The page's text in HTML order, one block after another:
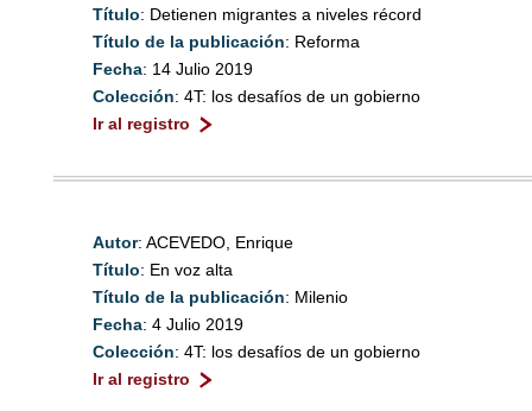
Título: Detienen migrantes a niveles récord
Título de la publicación: Reforma
Fecha: 14 Julio 2019
Colección: 4T: los desafíos de un gobierno
Ir al registro
Autor: ACEVEDO, Enrique
Título: En voz alta
Título de la publicación: Milenio
Fecha: 4 Julio 2019
Colección: 4T: los desafíos de un gobierno
Ir al registro